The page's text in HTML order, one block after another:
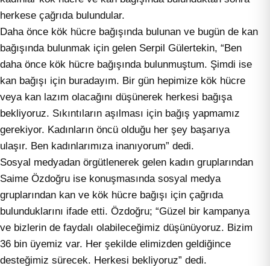
herkese çağrıda bulundular.
Daha önce kök hücre bağışında bulunan ve bugün de kan
bağışında bulunmak için gelen Serpil Gülertekin, “Ben
daha önce kök hücre bağışında bulunmuştum. Şimdi ise
kan bağışı için buradayım. Bir gün hepimize kök hücre
veya kan lazım olacağını düşünerek herkesi bağışa
bekliyoruz. Sıkıntıların aşılması için bağış yapmamız
gerekiyor. Kadınların öncü olduğu her şey başarıya
ulaşır. Ben kadınlarımıza inanıyorum” dedi.
Sosyal medyadan örgütlenerek gelen kadın gruplarından
Saime Özdoğru ise konuşmasında sosyal medya
gruplarından kan ve kök hücre bağışı için çağrıda
bulunduklarını ifade etti. Özdoğru; “Güzel bir kampanya
ve bizlerin de faydalı olabileceğimiz düşünüyoruz. Bizim
36 bin üyemiz var. Her şekilde elimizden geldiğince
desteğimiz sürecek. Herkesi bekliyoruz” dedi.